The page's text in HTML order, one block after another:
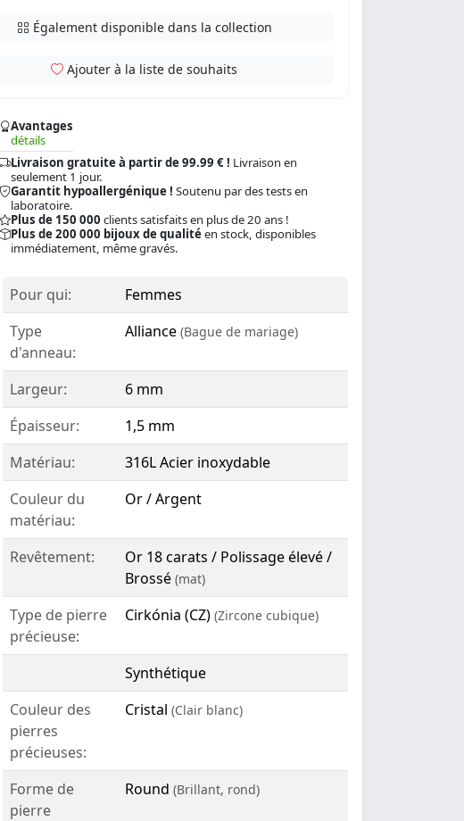
Avantages
détails
Livraison gratuite à partir de 99.99 € ! Livraison en
seulement 1 jour.
Garantit hypoallergénique ! Soutenu par des tests en
laboratoire.
Plus de 150 000 clients satisfaits en plus de 20 ans !
Plus de 200 000 bijoux de qualitéen stock, disponibles
immédiatement, même gravés.
Également disponible dans la collection
Ajouter à la liste de souhaits
Pour qui:
Femmes
Type
d'anneau:
Alliance (Bague de mariage)
Largeur:
6 mm
Épaisseur:
1,5 mm
Matériau:
316L Acier inoxydable
Couleur du
matériau:
Or / Argent
Revêtement:
Or 18 carats / Polissage élevé /
Brossé (mat)
Type de pierre
précieuse:
Cirkónia (CZ) (Zircone cubique)
Synthétique
Couleur des
pierres
précieuses:
Cristal (Clair blanc)
Forme de
pierre
Round (Brillant, rond)